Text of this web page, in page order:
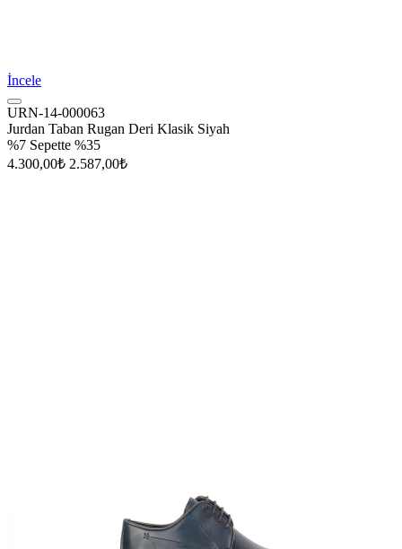
İncele
URN-14-000063
Jurdan Taban Rugan Deri Klasik Siyah
%7 Sepette %35
4.300,00₺ 2.587,00₺